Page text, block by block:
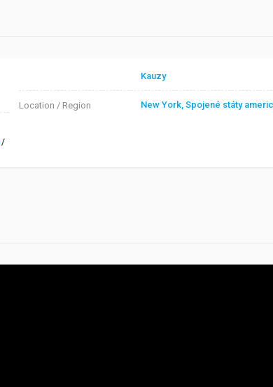
/
Kauzy
Location / Region New York, Spojené státy